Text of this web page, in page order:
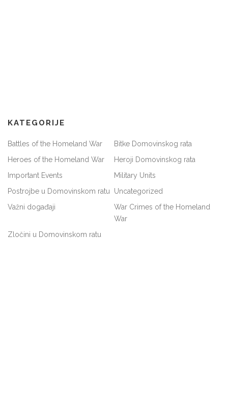
KATEGORIJE
Battles of the Homeland War
Bitke Domovinskog rata
Heroes of the Homeland War
Heroji Domovinskog rata
Important Events
Military Units
Postrojbe u Domovinskom ratu
Uncategorized
Važni događaji
War Crimes of the Homeland
War
Zločini u Domovinskom ratu